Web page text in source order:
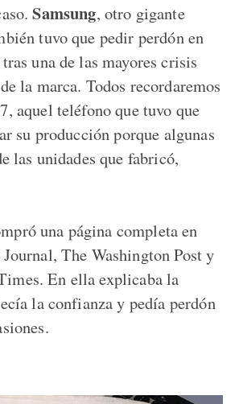
Samsung, otro gigante
tuvo que pedir perdón en
una de las mayores crisis
la marca. Todos recordaremos
aquel teléfono que tuvo que
su producción porque algunas
las unidades que fabricó,
una página completa en
The Washington Post y
En ella explicaba la
la confianza y pedía perdón